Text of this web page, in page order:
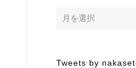
Tweets by